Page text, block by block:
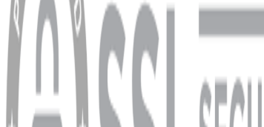
YARDIM VE DESTEK
Ödeme ve Teslimat Şartları
Garanti ve İade Şartları
info@dukkanhifi.com
0850 441 40 44
info@dukkanhifi.com 0850 441 40 44
Çalışma Saatleri: Pazartesi - Cuma 09:30 - 19:30, Cumartesi 10:00 - 18:00